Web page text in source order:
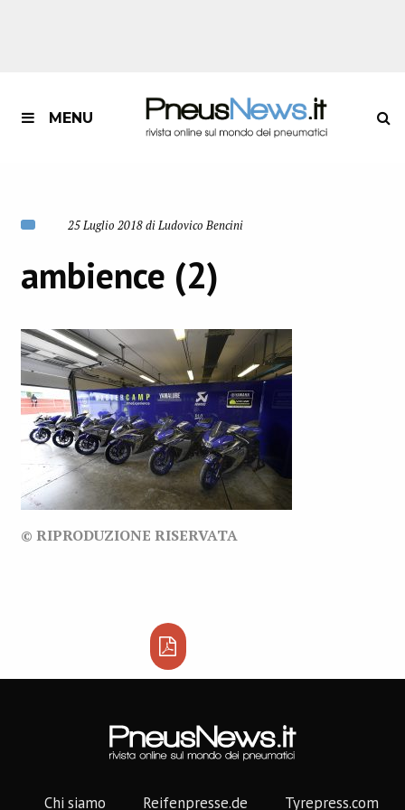
MENU
25 Luglio 2018 di Ludovico Bencini
ambience (2)
© RIPRODUZIONE RISERVATA
Chi siamo Reifenpresse.de Tyrepress.com